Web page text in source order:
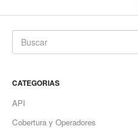
CATEGORIAS
API
Cobertura y Operadores